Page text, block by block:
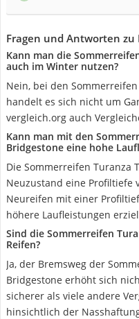
Fragen und Antworten zu
Kann man die
auch im Winter nutzen?
Nein, bei den
handelt es sich nicht um
vergleich.org auch
Kann man mit den
Bridgestone eine hohe
Die Sommerreifen Turanza
Neuzustand eine Profiltiefe
Neureifen mit einer
höhere Laufleistungen
Sind die Sommerreifen
Reifen?
Ja, der Bremsweg der
Bridgestone erhöht sich
sicherer als viele andere
hinsichtlich der